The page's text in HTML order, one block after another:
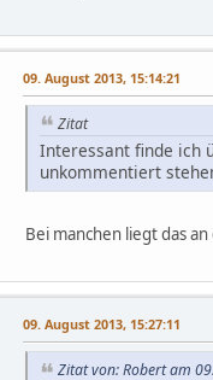
09. August 2013, 15:14:21
Zitat
Interessant finde ich
unkommentiert
Bei manchen liegt das
09. August 2013, 15:27:11
Zitat von: Robert am